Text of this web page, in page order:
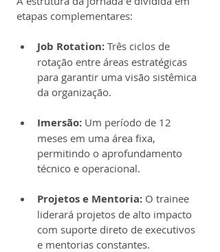
etapas complementares:
Job Rotation: Três ciclos de
rotação entre áreas estratégicas
para garantir uma visão sistêmica
da organização.
Imersão: Um período de 12
meses em uma área fixa,
permitindo o aprofundamento
técnico e operacional.
Projetos e Mentoria: O trainee
liderará projetos de alto impacto
com suporte direto de executivos
e mentorias constantes.